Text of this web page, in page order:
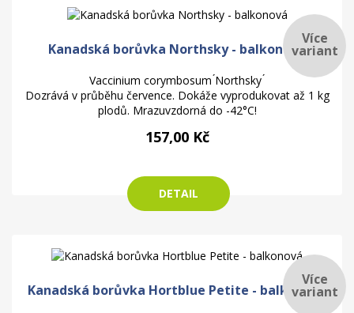
Kanadská borůvka Northsky - balkonová
Vaccinium corymbosum ́Northsky ́
Dozrává v průběhu července. Dokáže vyprodukovat až 1 kg
plodů. Mrazuvzdorná do -42°C!
157,00 Kč
DETAIL
Více
variant
Kanadská borůvka Hortblue Petite - balkonová
Více
variant